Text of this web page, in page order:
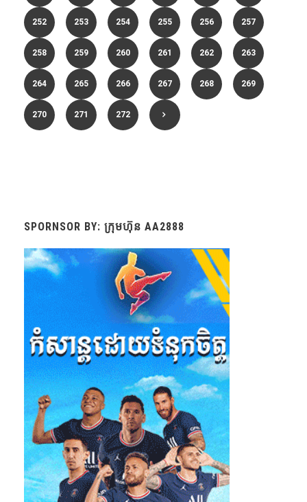
252 253 254 255 256 257
258 259 260 261 262 263
264 265 266 267 268 269
270 271 272
SPORNSOR BY: ក្រុមហ៊ុន AA2888